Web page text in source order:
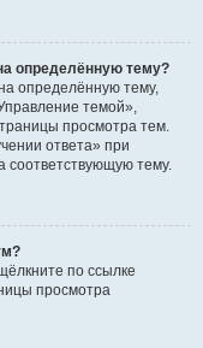
определённую тему?
определённую тему,
темой»,
просмотра тем.
ответа» при
соответствующую тему.
по ссылке
просмотра